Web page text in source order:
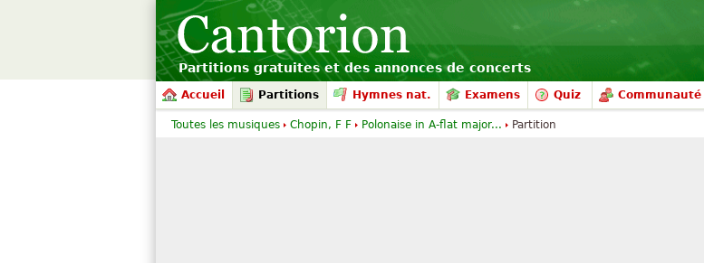
Partitions gratuites et des annonces de concerts
Accueil Partitions Hymnes nat. Examens Quiz Communauté
Toutes les musiques Chopin, F F Polonaise in A-flat major... Partition